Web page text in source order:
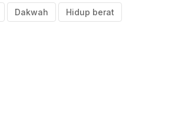
Dakwah Hidup berat